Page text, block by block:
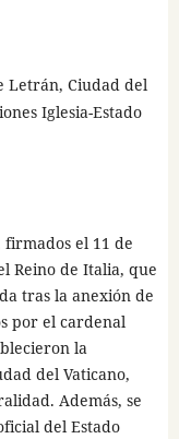
Letrán, Ciudad del
Iglesia-Estado
el 11 de
Reino de Italia, que
tras la anexión de
por el cardenal
la
del Vaticano,
Además, se
del Estado